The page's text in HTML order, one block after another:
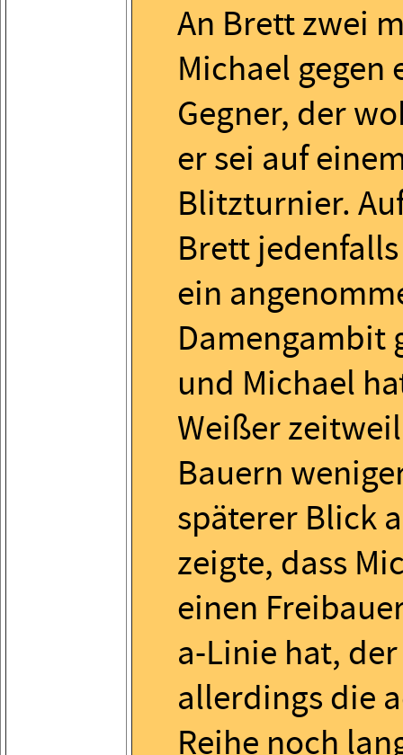
An Brett zwei
Michael gegen
Gegner, der
er sei auf
Blitzturnier.
Brett
ein
Damengambit
und Michael
Weißer
Bauern
späterer Blick
zeigte, dass
einen
a-Linie hat, der
allerdings die
Reihe noch